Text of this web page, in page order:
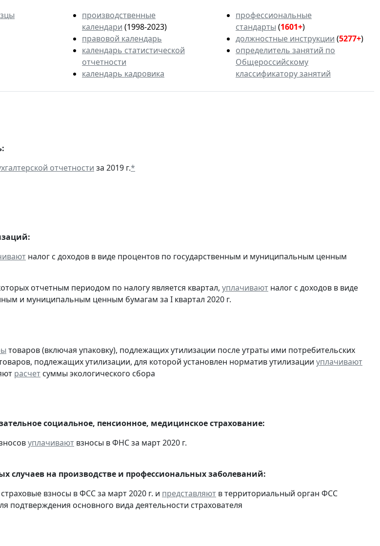
производственные
календари (1998-2023)
правовой календарь
календарь статистической
отчетности
календарь кадровика
профессиональные
стандарты (1601+)
должностные инструкции (5277+)
определитель занятий по
Общероссийскому
классификатору занятий
отчетности за 2019 г.*
налог с доходов в виде процентов по государственным и муниципальным ценным
отчетным периодом по налогу является квартал, уплачивают налог с доходов в виде
и муниципальным ценным бумагам за I квартал 2020 г.
товаров (включая упаковку), подлежащих утилизации после утраты ими потребительских
подлежащих утилизации, для которой установлен норматив утилизации уплачивают
расчет суммы экологического сбора
социальное, пенсионное, медицинское страхование:
уплачивают взносы в ФНС за март 2020 г.
случаев на производстве и профессиональных заболеваний:
страховые взносы в ФСС за март 2020 г. и представляют в территориальный орган ФСС
подтверждения основного вида деятельности страхователя